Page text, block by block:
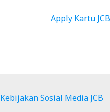
Apply Kartu JCB
Kebijakan Sosial Media JCB